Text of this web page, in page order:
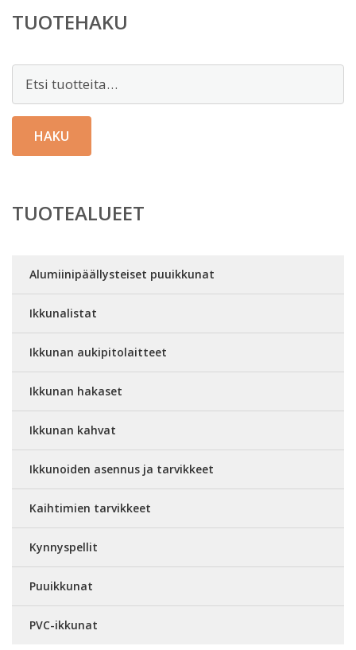
TUOTEHAKU
Etsi:
HAKU
TUOTEALUEET
Alumiinipäällysteiset puuikkunat
Ikkunalistat
Ikkunan aukipitolaitteet
Ikkunan hakaset
Ikkunan kahvat
Ikkunoiden asennus ja tarvikkeet
Kaihtimien tarvikkeet
Kynnyspellit
Puuikkunat
PVC-ikkunat